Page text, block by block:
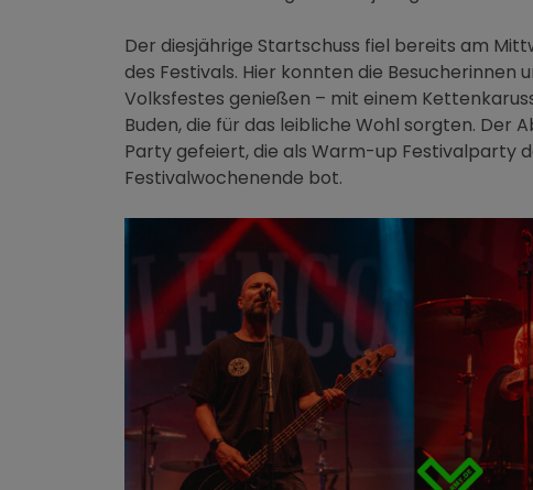
Der diesjährige Startschuss fiel bereits am
des Festivals. Hier konnten die Besucherinnen
Volksfestes genießen – mit einem
Buden, die für das leibliche Wohl sorgten.
Party gefeiert, die als Warm-up Festivalparty
Festivalwochenende bot.